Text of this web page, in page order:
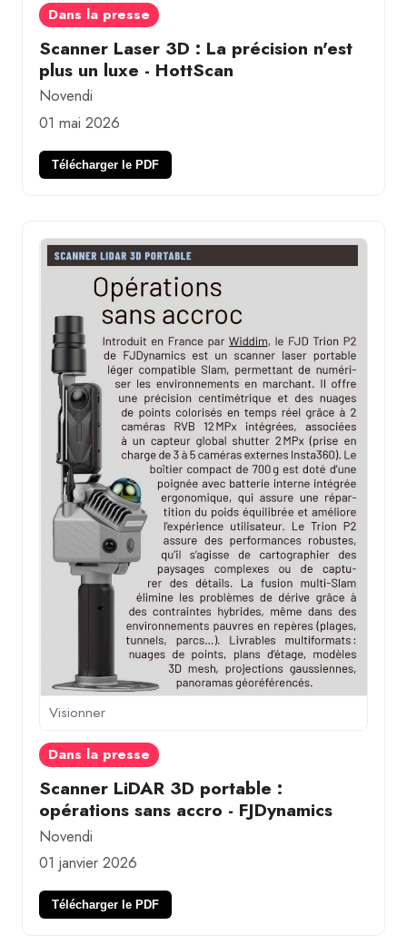
Dans la presse
Scanner Laser 3D : La précision n'est
plus un luxe - HottScan
Novendi
01 mai 2026
Télécharger le PDF
Visionner
Dans la presse
Scanner LiDAR 3D portable :
opérations sans accro - FJDynamics
Novendi
01 janvier 2026
Télécharger le PDF